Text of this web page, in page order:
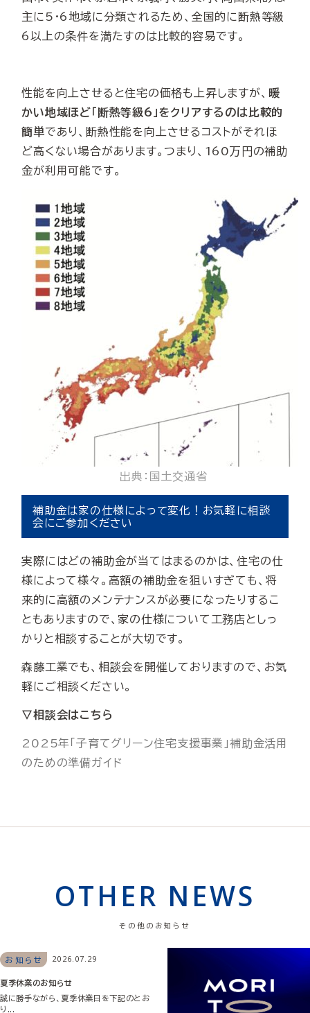
主に5・6地域に分類されるため、全国的に断熱等級
6以上の条件を満たすのは比較的容易です。
性能を向上させると住宅の価格も上昇しますが、
暖
かい地域ほど「断熱等級6」をクリアするのは比較的
簡単であり、断熱性能を向上させるコストがそれほ
ど高くない場合があります。つまり、160万円の補助
金が利用可能です。
出典：国土交通省
補助金は家の仕様によって変化！お気軽に相談
会にご参加ください
実際にはどの補助金が当てはまるのかは、住宅の仕
様によって様々。高額の補助金を狙いすぎても、将
来的に高額のメンテナンスが必要になったりするこ
ともありますので、家の仕様について工務店としっ
かりと相談することが大切です。
森藤工業でも、相談会を開催しておりますので、お気
軽にご相談ください。
▽相談会はこちら
2025年「子育てグリーン住宅支援事業」補助金活用
のための準備ガイド
OTHER NEWS
その他のお知らせ
お知らせ 2026.07.29
夏季休業のお知らせ
誠に勝手ながら、夏季休業日を下記のとお
り...